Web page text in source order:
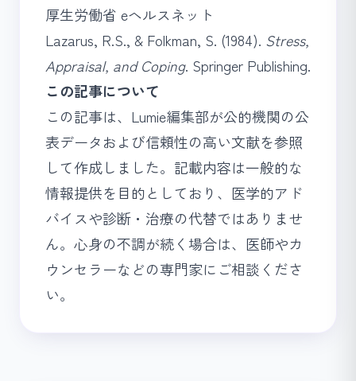
厚生労働省 eヘルスネット
Lazarus, R.S., & Folkman, S. (1984). Stress,
Appraisal, and Coping. Springer Publishing.
この記事について
この記事は、Lumie編集部が公的機関の公
表データおよび信頼性の高い文献を参照
して作成しました。記載内容は一般的な
情報提供を目的としており、医学的アド
バイスや診断・治療の代替ではありませ
ん。心身の不調が続く場合は、医師やカ
ウンセラーなどの専門家にご相談くださ
い。